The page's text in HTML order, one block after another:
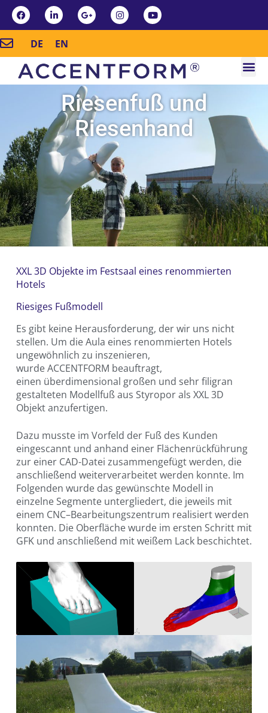
DE EN
Riesenfuß und
Riesenhand
XXL 3D Objekte im Festsaal eines renommierten
Hotels
Riesiges Fußmodell
Es gibt keine Herausforderung, der wir uns nicht
stellen. Um die Aula eines renommierten Hotels
ungewöhnlich zu inszenieren,
wurde ACCENTFORM beauftragt,
einen überdimensional großen und sehr filigran
gestalteten Modellfuß aus Styropor als XXL 3D
Objekt anzufertigen.
Dazu musste im Vorfeld der Fuß des Kunden
eingescannt und anhand einer Flächenrückführung
zur einer CAD-Datei zusammengefügt werden, die
anschließend weiterverarbeitet werden konnte. Im
Folgenden wurde das gewünschte Modell in
einzelne Segmente untergliedert, die jeweils mit
einem CNC–Bearbeitungszentrum realisiert werden
konnten. Die Oberfläche wurde im ersten Schritt mit
GFK und anschließend mit weißem Lack beschichtet.